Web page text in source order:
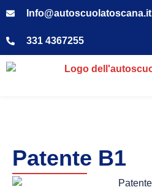
Info@autoscuolatoscana.it
331 4367255
Patente B1